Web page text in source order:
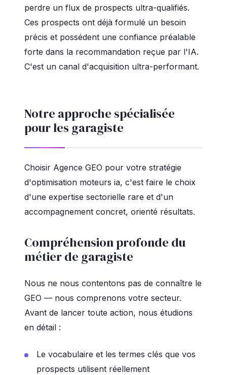
perdre un flux de prospects ultra-qualifiés.
Ces prospects ont déjà formulé un besoin
précis et possédent une confiance préalable
forte dans la recommandation reçue par l'IA.
C'est un canal d'acquisition ultra-performant.
Notre approche spécialisée
pour les garagiste
Choisir Agence GEO pour votre stratégie
d'optimisation moteurs ia, c'est faire le choix
d'une expertise sectorielle rare et d'un
accompagnement concret, orienté résultats.
Compréhension profonde du
métier de garagiste
Nous ne nous contentons pas de connaître le
GEO — nous comprenons votre secteur.
Avant de lancer toute action, nous étudions
en détail :
Le vocabulaire et les termes clés que vos
prospects utilisent réellement